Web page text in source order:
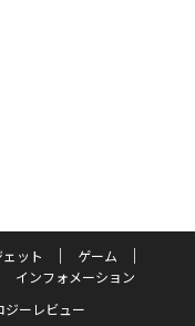
ット
ゲーム
インフォメーション
ジーレビュー